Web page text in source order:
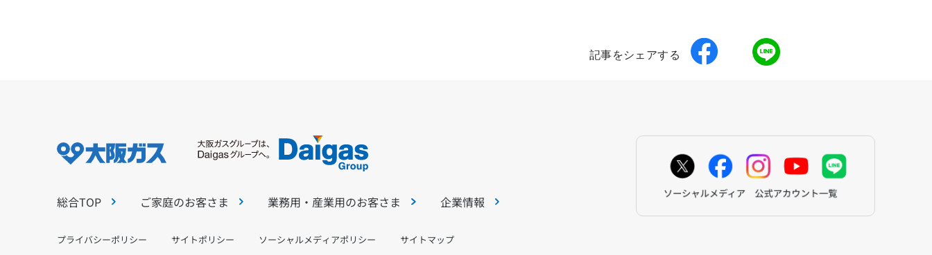
記事をシェアする
総合TOP ご家庭のお客さま 業務用・産業用のお客さま 企業情報
プライバシーポリシー サイトポリシー ソーシャルメディアポリシー サイトマップ